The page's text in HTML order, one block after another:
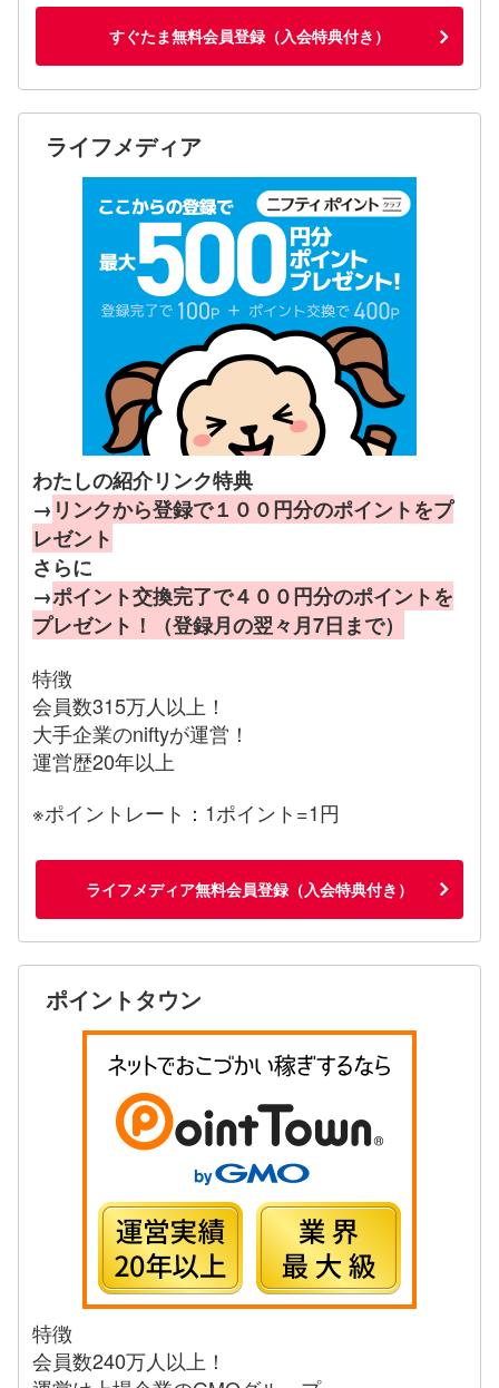
すぐたま無料会員登録（入会特典付き）
ライフメディア
わたしの紹介リンク特典
→ リンクから登録で１００円分のポイントをプ
レゼント
さらに
→ポイント交換完了で４００円分のポイントを
プレゼント！（登録月の翌々月7日まで）
特徴
会員数315万人以上！
大手企業のniftyが運営！
運営歴20年以上
※ポイントレート：1ポイント=1円
ライフメディア無料会員登録（入会特典付き）
ポイントタウン
特徴
会員数240万人以上！